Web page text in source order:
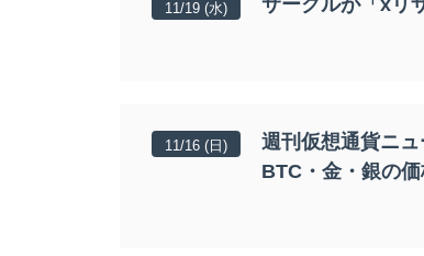
11/19 (水) サークルが「xリ
11/16 (日)
週刊仮想通貨ニ
BTC・金・銀の